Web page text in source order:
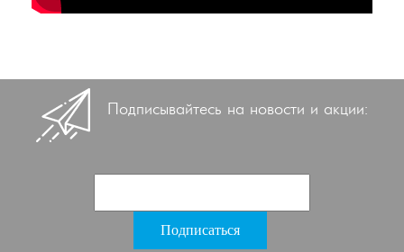
Подписывайтесь на новости и акции: